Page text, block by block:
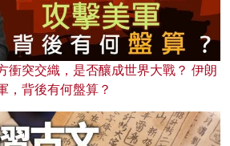
衝突交織，是否釀成世界大戰？ 伊朗
，背後有何盤算？